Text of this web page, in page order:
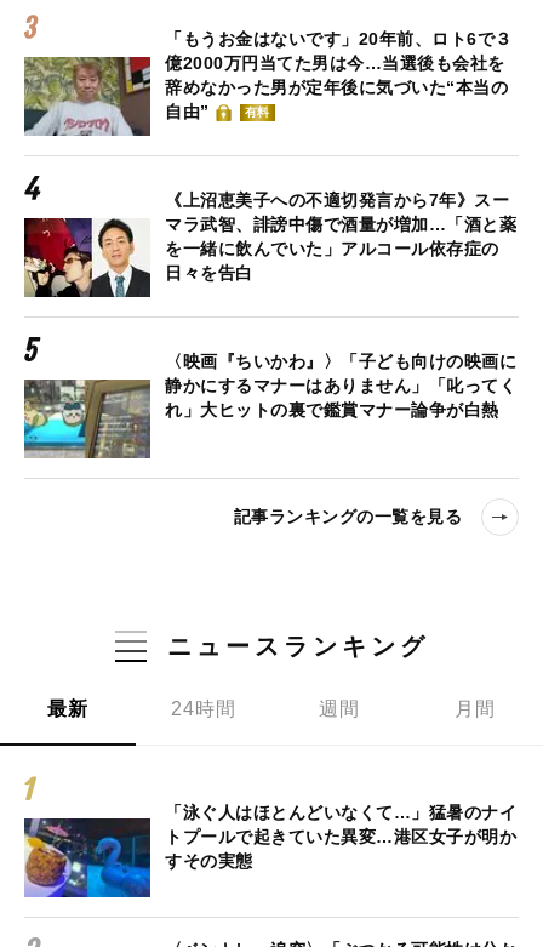
「もうお金はないです」20年前、ロト6で３
億2000万円当てた男は今…当選後も会社を
辞めなかった男が定年後に気づいた“本当の
自由”
有料
《上沼恵美子への不適切発言から7年》スー
マラ武智、誹謗中傷で酒量が増加…「酒と薬
を一緒に飲んでいた」アルコール依存症の
日々を告白
〈映画『ちいかわ』〉「子ども向けの映画に
静かにするマナーはありません」「叱ってく
れ」大ヒットの裏で鑑賞マナー論争が白熱
記事ランキングの一覧を見る
ニュースランキング
最新 24時間 週間 月間
「泳ぐ人はほとんどいなくて…」猛暑のナイ
トプールで起きていた異変…港区女子が明か
すその実態